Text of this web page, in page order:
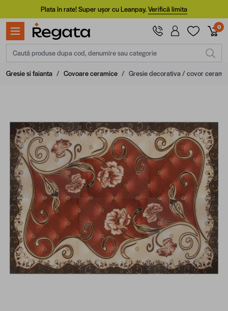
Mergi la ConținutPlata în rate! Super ușor cu Leanpay.Verifică limita
0
Caută produse dupa cod, denumire sau categorie
Gresie si faianta / Covoare ceramice / Gresie decorativa / covor